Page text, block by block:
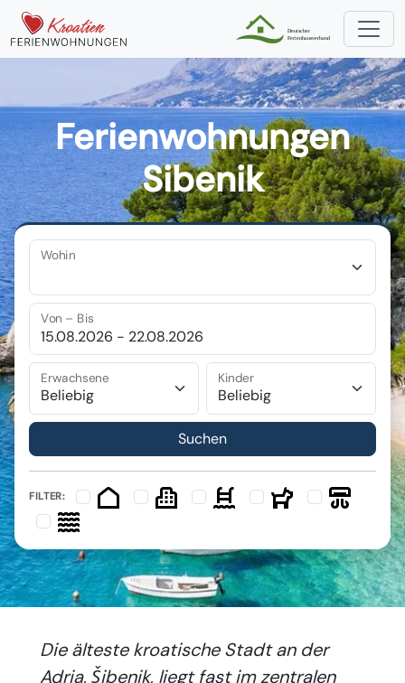
Ferienwohnungen
Sibenik
Wohin
Von – Bis
Erwachsene Kinder
FILTER:
Die älteste kroatische Stadt an der
Adria, Šibenik, liegt fast im zentralen